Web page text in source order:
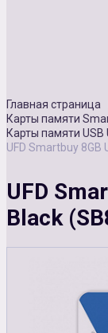
Главная страница
Карты памяти
Карты памяти USB
UFD Smartbuy 8GB
UFD
Black